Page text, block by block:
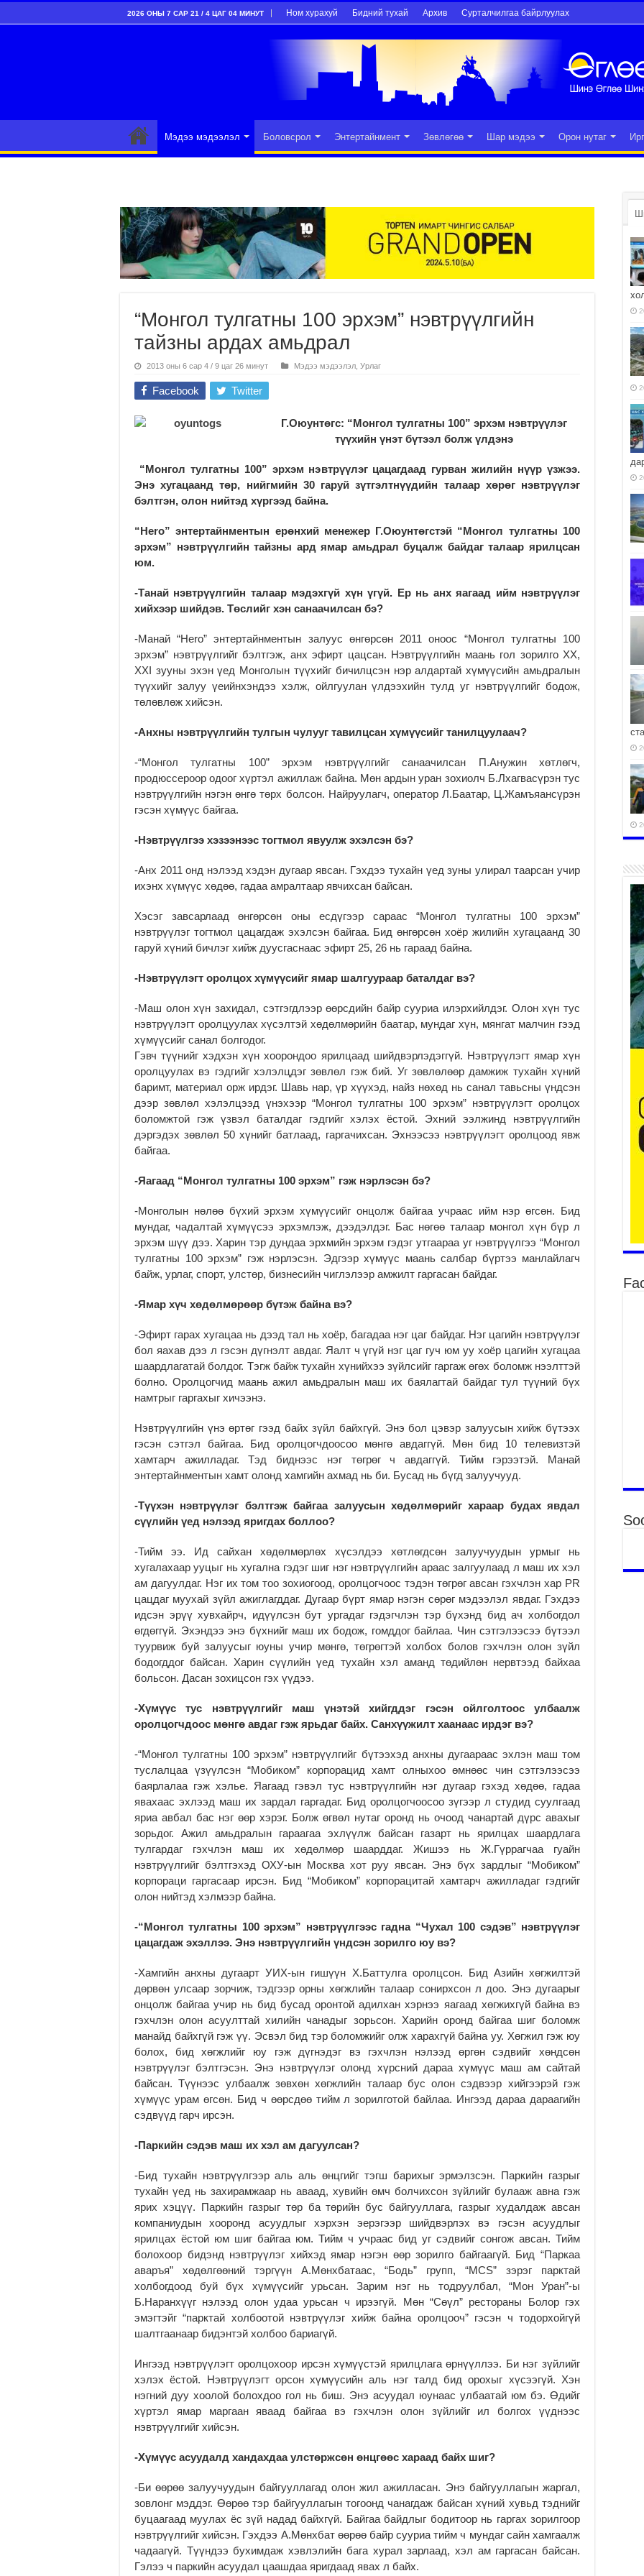
2026 ОНЫ 7 САР 21 / 4 ЦАГ 04 МИНУТ Ном хурахуй Бидний тухай Архив Сурталчилгаа байрлуулах
Мэдээ мэдээлэл Боловсрол Энтертайнмент Зөвлөгөө Шар мэдээ Орон нутаг
“Монгол тулгатны 100 эрхэм” нэвтрүүлгийн
тайзны ардах амьдрал
2013 оны 6 сар 4 / 9 цаг 26 минут Мэдээ мэдээлэл Урлаг
Facebook Twitter
Г.Оюунтөгс: “Монгол тулгатны 100” эрхэм нэвтрүүлэг
түүхийн үнэт бүтээл болж үлдэнэ
“Монгол тулгатны 100” эрхэм нэвтрүүлэг цацагдаад гурван жилийн нүүр үзжээ.
Энэ хугацаанд төр, нийгмийн 30 гаруй зүтгэлтнүүдийн талаар хөрөг нэвтрүүлэг
бэлтгэн, олон нийтэд хүргээд байна.
“Hero” энтертайнментын ерөнхий менежер Г.Оюунтөгстэй “Монгол тулгатны 100
эрхэм” нэвтрүүлгийн тайзны ард ямар амьдрал буцалж байдаг талаар ярилцсан
юм.
-Танай нэвтрүүлгийн талаар мэдэхгүй хүн үгүй. Ер нь анх яагаад ийм нэвтрүүлэг
хийхээр шийдэв. Төслийг хэн санаачилсан бэ?
-Манай “Hero” энтертайнментын залуус өнгөрсөн 2011 оноос “Монгол тулгатны 100
эрхэм” нэвтрүүлгийг бэлтгэж, анх эфирт цацсан. Нэвтрүүлгийн маань гол зорилго ХХ,
XXI зууны эхэн үед Монголын түүхийг бичилцсэн нэр алдартай хүмүүсийн амьдралын
түүхийг залуу үеийнхэндээ хэлж, ойлгуулан үлдээхийн тулд уг нэвтрүүлгийг бодож,
төлөвлөж хийсэн.
-Анхны нэвтрүүлгийн тулгын чулууг тавилцсан хүмүүсийг танилцуулаач?
-“Монгол тулгатны 100” эрхэм нэвтрүүлгийг санаачилсан П.Анужин хөтлөгч,
продюссероор одоог хүртэл ажиллаж байна. Мөн ардын уран зохиолч Б.Лхагвасүрэн тус
нэвтрүүлгийн нэгэн өнгө төрх болсон. Найруулагч, оператор Л.Баатар, Ц.Жамъяансүрэн
гэсэн хүмүүс байгаа.
-Нэвтрүүлгээ хэзээнээс тогтмол явуулж эхэлсэн бэ?
-Анх 2011 онд нэлээд хэдэн дугаар явсан. Гэхдээ тухайн үед зуны улирал таарсан учир
ихэнх хүмүүс хөдөө, гадаа амралтаар явчихсан байсан.
Хэсэг завсарлаад өнгөрсөн оны есдүгээр сараас “Монгол тулгатны 100 эрхэм”
нэвтрүүлэг тогтмол цацагдаж эхэлсэн байгаа. Бид өнгөрсөн хоёр жилийн хугацаанд 30
гаруй хүний бичлэг хийж дуусгаснаас эфирт 25, 26 нь гараад байна.
-Нэвтрүүлэгт оролцох хүмүүсийг ямар шалгуураар баталдаг вэ?
-Маш олон хүн захидал, сэтгэгдлээр өөрсдийн байр сууриа илэрхийлдэг. Олон хүн тус
нэвтрүүлэгт оролцуулах хүсэлтэй хөдөлмөрийн баатар, мундаг хүн, мянгат малчин гээд
хүмүүсийг санал болгодог.
Гэвч түүнийг хэдхэн хүн хоорондоо ярилцаад шийдвэрлэдэггүй. Нэвтрүүлэгт ямар хүн
оролцуулах вэ гэдгийг хэлэлцдэг зөвлөл гэж бий. Уг зөвлөлөөр дамжиж тухайн хүний
баримт, материал орж ирдэг. Шавь нар, үр хүүхэд, найз нөхөд нь санал тавьсны үндсэн
дээр зөвлөл хэлэлцээд үнэхээр “Монгол тулгатны 100 эрхэм” нэвтрүүлэгт оролцох
боломжтой гэж үзвэл баталдаг гэдгийг хэлэх ёстой. Эхний ээлжинд нэвтрүүлгийн
дэргэдэх зөвлөл 50 хүнийг батлаад, гаргачихсан. Эхнээсээ нэвтрүүлэгт оролцоод явж
байгаа.
-Яагаад “Монгол тулгатны 100 эрхэм” гэж нэрлэсэн бэ?
-Монголын нөлөө бүхий эрхэм хүмүүсийг онцолж байгаа учраас ийм нэр өгсөн. Бид
мундаг, чадалтай хүмүүсээ эрхэмлэж, дээдэлдэг. Бас нөгөө талаар монгол хүн бүр л
эрхэм шүү дээ. Харин тэр дундаа эрхмийн эрхэм гэдэг утгаараа уг нэвтрүүлгээ “Монгол
тулгатны 100 эрхэм” гэж нэрлэсэн. Эдгээр хүмүүс маань салбар бүртээ манлайлагч
байж, урлаг, спорт, улстөр, бизнесийн чиглэлээр амжилт гаргасан байдаг.
-Ямар хүч хөдөлмөрөөр бүтэж байна вэ?
-Эфирт гарах хугацаа нь дээд тал нь хоёр, багадаа нэг цаг байдаг. Нэг цагийн нэвтрүүлэг
бол яахав дээ л гэсэн дүгнэлт авдаг. Яалт ч үгүй нэг цаг гуч юм уу хоёр цагийн хугацаа
шаардлагатай болдог. Тэгж байж тухайн хүнийхээ зүйлсийг гаргаж өгөх боломж нээлттэй
болно. Оролцогчид маань ажил амьдралын маш их баялагтай байдаг тул түүний бүх
намтрыг гаргахыг хичээнэ.
Нэвтрүүлгийн үнэ өртөг гээд байх зүйл байхгүй. Энэ бол цэвэр залуусын хийж бүтээх
гэсэн сэтгэл байгаа. Бид оролцогчдоосоо мөнгө авдаггүй. Мөн бид 10 телевизтэй
хамтарч ажилладаг. Тэд биднээс нэг төгрөг ч авдаггүй. Тийм гэрээтэй. Манай
энтертайнментын хамт олонд хамгийн ахмад нь би. Бусад нь бүгд залуучууд.
-Түүхэн нэвтрүүлэг бэлтгэж байгаа залуусын хөдөлмөрийг хараар будах явдал
сүүлийн үед нэлээд яригдах боллоо?
-Тийм ээ. Ид сайхан хөдөлмөрлөх хүсэлдээ хөтлөгдсөн залуучуудын урмыг нь
хугалахаар ууцыг нь хугална гэдэг шиг нэг нэвтрүүлгийн араас залгуулаад л маш их хэл
ам дагуулдаг. Нэг их том тоо зохиогоод, оролцогчоос тэдэн төгрөг авсан гэхчлэн хар PR
цацдаг муухай зүйл ажиглагддаг. Дугаар бүрт ямар нэгэн сөрөг мэдээлэл явдаг. Гэхдээ
идсэн эрүү хувхайрч, идүүлсэн бут ургадаг гэдэгчлэн тэр бүхэнд бид ач холбогдол
өгдөггүй. Эхэндээ энэ бүхнийг маш их бодож, гомддог байлаа. Чин сэтгэлээсээ бүтээл
туурвиж буй залуусыг юуны учир мөнгө, төгрөгтэй холбох болов гэхчлэн олон зүйл
бодогддог байсан. Харин сүүлийн үед тухайн хэл аманд төдийлөн нервтээд байхаа
больсон. Дасан зохицсон гэх үүдээ.
-Хүмүүс тус нэвтрүүлгийг маш үнэтэй хийгддэг гэсэн ойлголтоос улбаалж
оролцогчдоос мөнгө авдаг гэж ярьдаг байх. Санхүүжилт хаанаас ирдэг вэ?
-“Монгол тулгатны 100 эрхэм” нэвтрүүлгийг бүтээхэд анхны дугаараас эхлэн маш том
туслалцаа үзүүлсэн “Мобиком” корпорацид хамт олныхоо өмнөөс чин сэтгэлээсээ
баярлалаа гэж хэлье. Яагаад гэвэл тус нэвтрүүлгийн нэг дугаар гэхэд хөдөө, гадаа
явахаас эхлээд маш их зардал гаргадаг. Бид оролцогчоосоо зүгээр л студид суулгаад
яриа авбал бас нэг өөр хэрэг. Болж өгвөл нутаг оронд нь очоод чанартай дүрс авахыг
зорьдог. Ажил амьдралын гараагаа эхлүүлж байсан газарт нь ярилцах шаардлага
тулгардаг гэхчлэн маш их хөдөлмөр шаарддаг. Жишээ нь Ж.Гүррагчаа гуайн
нэвтрүүлгийг бэлтгэхэд ОХУ-ын Москва хот руу явсан. Энэ бүх зардлыг “Мобиком”
корпораци гаргасаар ирсэн. Бид “Мобиком” корпорацитай хамтарч ажилладаг гэдгийг
олон нийтэд хэлмээр байна.
-“Монгол тулгатны 100 эрхэм” нэвтрүүлгээс гадна “Чухал 100 сэдэв” нэвтрүүлэг
цацагдаж эхэллээ. Энэ нэвтрүүлгийн үндсэн зорилго юу вэ?
-Хамгийн анхны дугаарт УИХ-ын гишүүн Х.Баттулга оролцсон. Бид Азийн хөгжилтэй
дөрвөн улсаар зорчиж, тэдгээр орны хөгжлийн талаар сонирхсон л доо. Энэ дугаарыг
онцолж байгаа учир нь бид бусад оронтой адилхан хэрнээ яагаад хөгжихгүй байна вэ
гэхчлэн олон асуулттай хилийн чанадыг зорьсон. Харийн оронд байгаа шиг боломж
манайд байхгүй гэж үү. Эсвэл бид тэр боломжийг олж харахгүй байна уу. Хөгжил гэж юу
болох, бид хөгжлийг юу гэж дүгнэдэг вэ гэхчлэн нэлээд өргөн сэдвийг хөндсөн
нэвтрүүлэг бэлтгэсэн. Энэ нэвтрүүлэг олонд хүрсний дараа хүмүүс маш ам сайтай
байсан. Түүнээс улбаалж зөвхөн хөгжлийн талаар бус олон сэдвээр хийгээрэй гэж
хүмүүс урам өгсөн. Бид ч өөрсдөө тийм л зорилготой байлаа. Ингээд дараа дараагийн
сэдвүүд гарч ирсэн.
-Паркийн сэдэв маш их хэл ам дагуулсан?
-Бид тухайн нэвтрүүлгээр аль аль өнцгийг тэгш барихыг эрмэлзсэн. Паркийн газрыг
тухайн үед нь захирамжаар нь аваад, хувийн өмч болчихсон зүйлийг булааж авна гэж
ярих хэцүү. Паркийн газрыг төр ба төрийн бус байгууллага, газрыг худалдаж авсан
компаниудын хооронд асуудлыг хэрхэн эерэгээр шийдвэрлэх вэ гэсэн асуудлыг
ярилцах ёстой юм шиг байгаа юм. Тийм ч учраас бид уг сэдвийг сонгож авсан. Тийм
болохоор бидэнд нэвтрүүлэг хийхэд ямар нэгэн өөр зорилго байгаагүй. Бид “Паркаа
аваръя” хөдөлгөөний тэргүүн А.Мөнхбатаас, “Бодь” групп, “MCS” зэрэг парктай
холбогдоод буй бүх хүмүүсийг урьсан. Зарим нэг нь тодруулбал, “Мон Уран”-ы
Б.Наранхүүг нэлээд олон удаа урьсан ч ирээгүй. Мөн “Сөүл” рестораны Болор гэх
эмэгтэйг “парктай холбоотой нэвтрүүлэг хийж байна оролцооч” гэсэн ч тодорхойгүй
шалтгаанаар бидэнтэй холбоо бариагүй.
Ингээд нэвтрүүлэгт оролцохоор ирсэн хүмүүстэй ярилцлага өрнүүллээ. Би нэг зүйлийг
хэлэх ёстой. Нэвтрүүлэгт орсон хүмүүсийн аль нэг талд бид орохыг хүсээгүй. Хэн
нэгний дуу хоолой болохдоо гол нь биш. Энэ асуудал юунаас улбаатай юм бэ. Өдийг
хүртэл ямар маргаан яваад байгаа вэ гэхчлэн олон зүйлийг ил болгох үүднээс
нэвтрүүлгийг хийсэн.
-Хүмүүс асуудалд хандахдаа улстөржсөн өнцгөөс хараад байх шиг?
-Би өөрөө залуучуудын байгууллагад олон жил ажилласан. Энэ байгууллагын жаргал,
зовлонг мэддэг. Өөрөө тэр байгууллагын тогоонд чанагдаж байсан хүний хувьд тэднийг
буцаагаад муулах ёс зүй надад байхгүй. Байгаа байдлыг бодитоор нь гаргах зорилгоор
нэвтрүүлгийг хийсэн. Гэхдээ А.Мөнхбат өөрөө байр сууриа тийм ч мундаг сайн хамгаалж
чадаагүй. Түүндээ бухимдаж хэвлэлийн бага хурал зарлаад, хэл ам гаргасан байсан.
Гэлээ ч паркийн асуудал цаашдаа яригдаад явах л байх.